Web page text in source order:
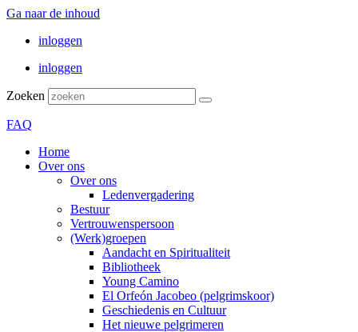
Ga naar de inhoud
inloggen
inloggen
Zoeken
FAQ
Home
Over ons
Over ons
Ledenvergadering
Bestuur
Vertrouwenspersoon
(Werk)groepen
Aandacht en Spiritualiteit
Bibliotheek
Young Camino
El Orfeón Jacobeo (pelgrimskoor)
Geschiedenis en Cultuur
Het nieuwe pelgrimeren